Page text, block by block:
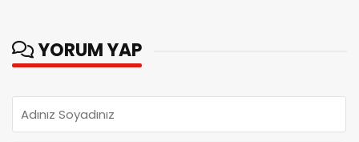
YORUM YAP